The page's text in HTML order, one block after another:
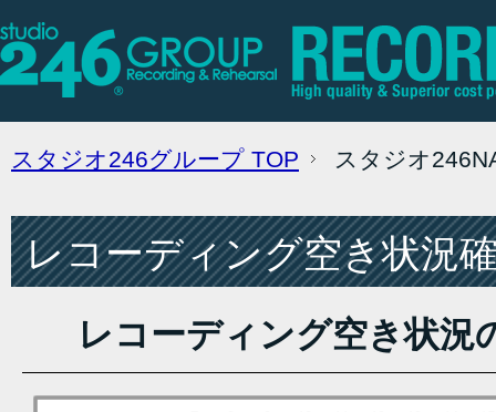
スタジオ246グループ TOP スタジオ
レコーディング空き状況
レコーディング空き状況